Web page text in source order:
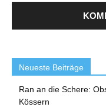
Neueste Beiträge
Ran an die Schere:
Kössern